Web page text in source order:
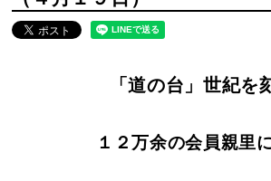
「道の台」世紀を
１２万余の会員親里